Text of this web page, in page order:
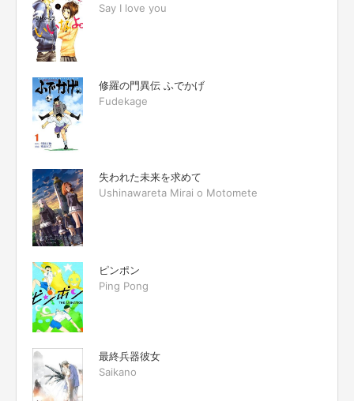
Say I love you
修羅の門異伝 ふでかげ
Fudekage
失われた未来を求めて
Ushinawareta Mirai o Motomete
ピンポン
Ping Pong
最終兵器彼女
Saikano